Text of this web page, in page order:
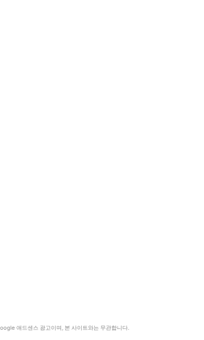
애드센스 광고이며, 본 사이트와는 무관합니다.